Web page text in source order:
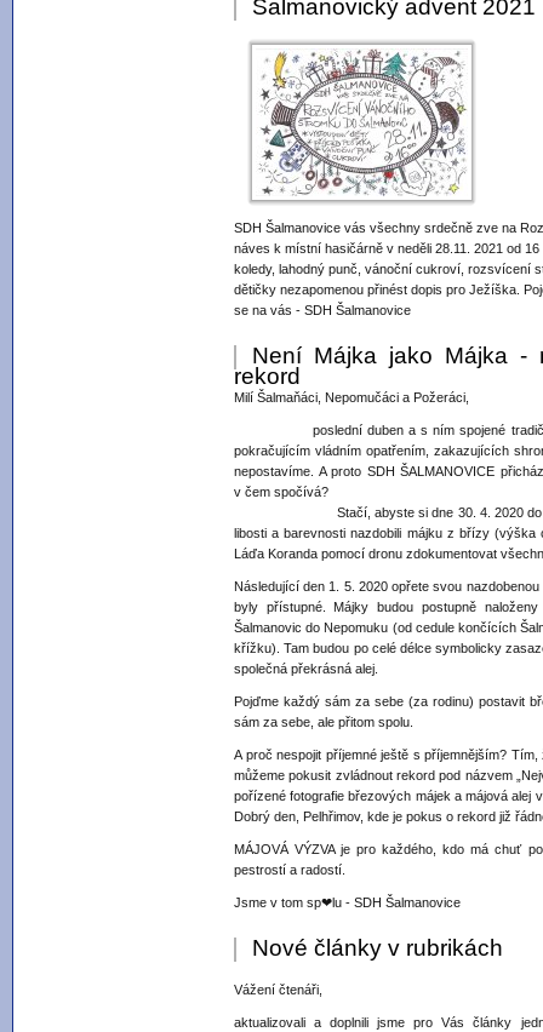
Šalmanovický advent 2021
SDH Šalmanovice vás všechny srdečně zve na
náves k místní hasičárně v neděli 28.11. 2021 od
koledy, lahodný punč, vánoční cukroví, rozsvícení
dětičky nezapomenou přinést dopis pro Ježíška.
se na vás - SDH Šalmanovice
Není Májka jako Májka -
rekord
Milí Šalmaňáci, Nepomučáci a Požeráci,
poslední duben a s ním spojené tradiční
pokračujícím vládním opatřením, zakazujících
nepostavíme. A proto SDH ŠALMANOVICE
v čem
Stačí, abyste si dne 30. 4. 2020 do 18
libosti a barevnosti nazdobili májku z břízy
Láďa Koranda pomocí dronu zdokumentovat
Následující den 1. 5. 2020 opřete svou
byly přístupné. Májky budou postupně
Šalmanovic do Nepomuku (od cedule končících
křížku). Tam budou po celé délce symbolicky
společná
Pojďme každý sám za sebe (za rodinu) postavit
sám za sebe, ale přitom spolu.
A proč nespojit příjemné ještě s příjemnějším?
můžeme pokusit zvládnout rekord pod názvem
pořízené fotografie březových májek a májová alej
Dobrý den, Pelhřimov, kde je pokus o rekord již
MÁJOVÁ VÝZVA je pro každého, kdo má chuť
pestrostí a radostí.
Jsme v tom sp❤lu - SDH Šalmanovice
Nové články v rubrikách
Vážení čtenáři,
aktualizovali a doplnili jsme pro Vás články